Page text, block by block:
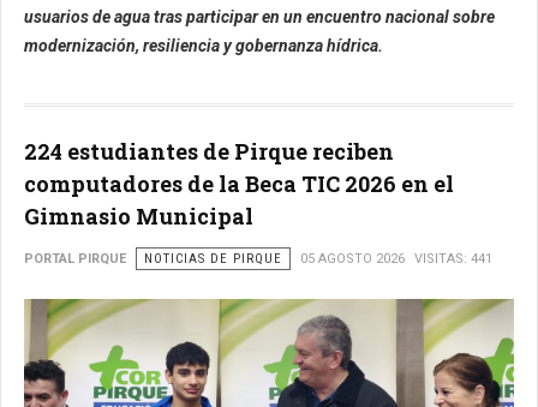
usuarios de agua tras participar en un encuentro nacional sobre
modernización, resiliencia y gobernanza hídrica.
224 estudiantes de Pirque reciben
computadores de la Beca TIC 2026 en el
Gimnasio Municipal
PORTAL PIRQUE NOTICIAS DE PIRQUE 05 AGOSTO 2026 VISITAS: 441